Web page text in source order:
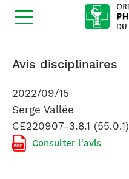
Ouvrir
la
Avis disciplinaires
2022/09/15
Serge Vallée
CE220907-3.8.1 (55.0.1)
Consulter l'avis